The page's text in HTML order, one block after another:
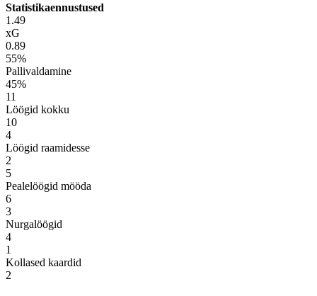
Statistikaennustused
1.49
xG
0.89
55%
Pallivaldamine
45%
11
Löögid kokku
10
4
Löögid raamidesse
2
5
Pealelöögid mööda
6
3
Nurgalöögid
4
1
Kollased kaardid
2